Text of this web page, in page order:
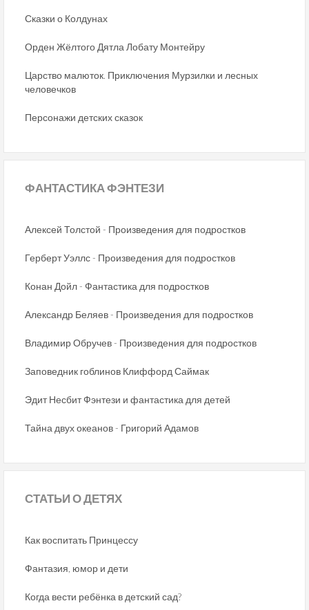
Сказки о Колдунах
Орден Жёлтого Дятла Лобату Монтейру
Царство малюток. Приключения Мурзилки и лесных
человечков
Персонажи детских сказок
ФАНТАСТИКАФЭНТЕЗИ
Алексей Толстой - Произведения для подростков
Герберт Уэллс - Произведения для подростков
Конан Дойл - Фантастика для подростков
Александр Беляев - Произведения для подростков
Владимир Обручев - Произведения для подростков
Заповедник гоблинов Клиффорд Саймак
Эдит Несбит Фэнтези и фантастика для детей
Тайна двух океанов - Григорий Адамов
СТАТЬИО ДЕТЯХ
Как воспитать Принцессу
Фантазия, юмор и дети
Когда вести ребёнка в детский сад?